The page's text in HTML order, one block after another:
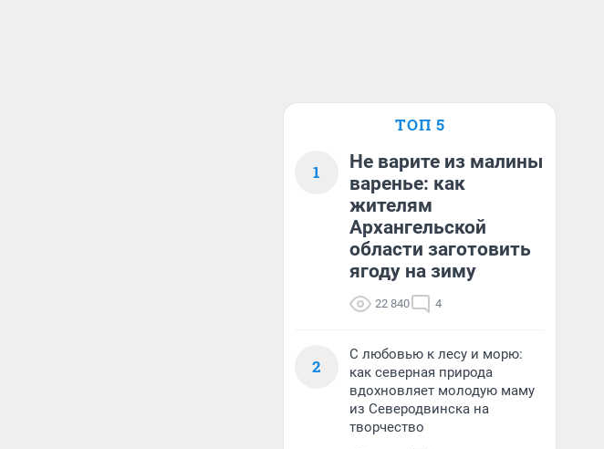
ТОП 5
1
Не варите из малины
варенье: как
жителям
Архангельской
области заготовить
ягоду на зиму
22 840 4
2
С любовью к лесу и морю:
как северная природа
вдохновляет молодую маму
из Северодвинска на
творчество